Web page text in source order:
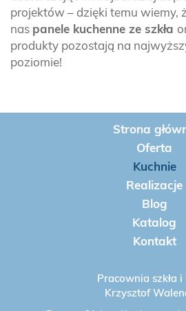
projektów – dzięki temu wiemy,
nas panele kuchenne ze szkła
produkty pozostają na
poziomie!
Strona
Oferta
Kuchnie
Realizacje
Blog
Katalog
Kontakt
Pracownia szkła i
Krzysztof